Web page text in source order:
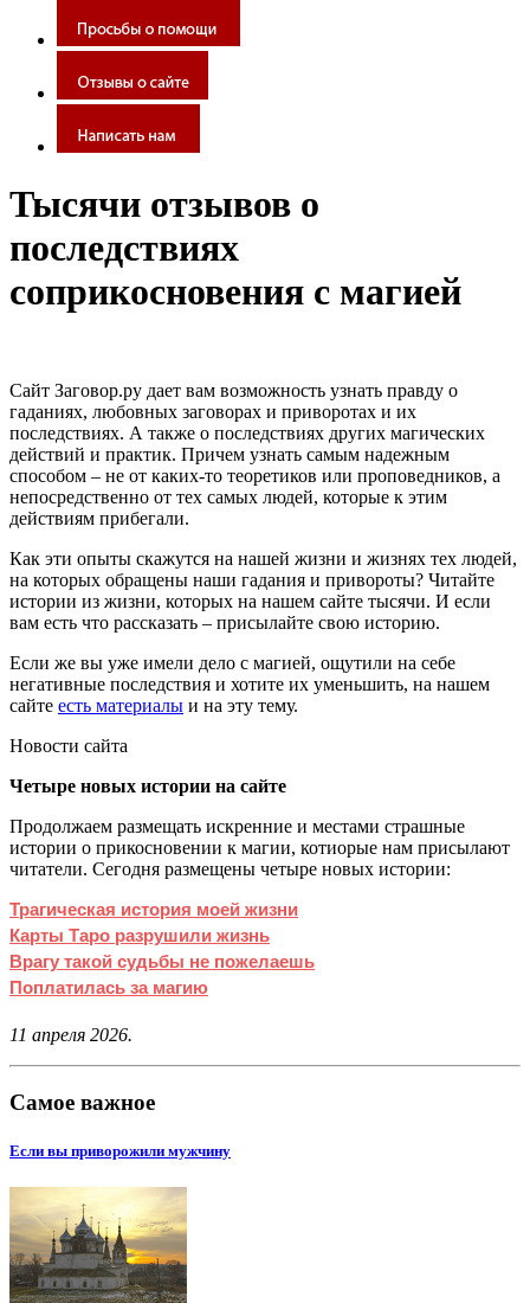
Тысячи отзывов о
последствиях
соприкосновения с магией
Сайт Заговор.ру дает вам возможность узнать правду о
гаданиях, любовных заговорах и приворотах и их
последствиях. А также о последствиях других магических
действий и практик. Причем узнать самым надежным
способом – не от каких-то теоретиков или проповедников, а
непосредственно от тех самых людей, которые к этим
действиям прибегали.
Как эти опыты скажутся на нашей жизни и жизнях тех людей,
на которых обращены наши гадания и привороты? Читайте
истории из жизни, которых на нашем сайте тысячи. И если
вам есть что рассказать – присылайте свою историю.
Если же вы уже имели дело с магией, ощутили на себе
негативные последствия и хотите их уменьшить, на нашем
сайте есть материалы и на эту тему.
Новости сайта
Четыре новых истории на сайте
Продолжаем размещать искренние и местами страшные
истории о прикосновении к магии, котиорые нам присылают
читатели. Сегодня размещены четыре новых истории:
Трагическая история моей жизни
Карты Таро разрушили жизнь
Врагу такой судьбы не пожелаешь
Поплатилась за магию
11 апреля 2026.
Самое важное
Если вы приворожили мужчину